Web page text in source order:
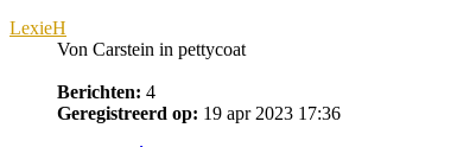
LexieH
Von Carstein in pettycoat
Berichten: 4
Geregistreerd op: 19 apr 2023 17:36